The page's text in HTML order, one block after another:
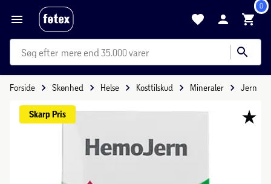
0
mere end 35.000 varer
Forside Skønhed Helse Kosttilskud Mineraler Jern
Skarp Pris